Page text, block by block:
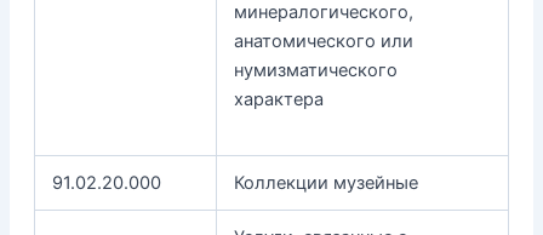
минералогического,
анатомического или
нумизматического
характера
91.02.20.000 Коллекции музейные